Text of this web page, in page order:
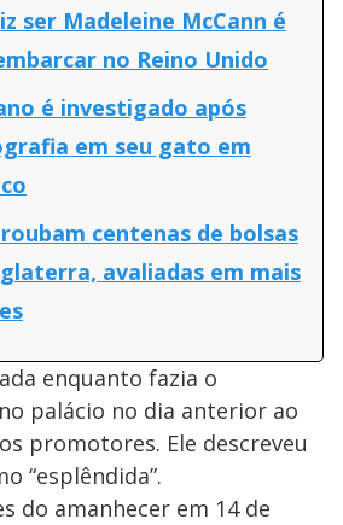
ser Madeleine McCann é
no Reino Unido
é investigado após
em seu gato em
centenas de bolsas
avaliadas em mais
enquanto fazia o
palácio no dia anterior ao
promotores. Ele descreveu
“esplêndida”.
do amanhecer em 14 de